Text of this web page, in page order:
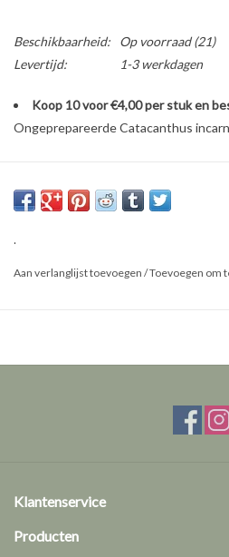
Beschikbaarheid: Op voorraad(21)
Levertijd:
1-3 werkdagen
Koop 10 voor €4,00 per stuk en
Ongeprepareerde Catacanthus
Herkomst: Java
.
Aan verlanglijst toevoegen /Toevoegen om
Klantenservice
Producten